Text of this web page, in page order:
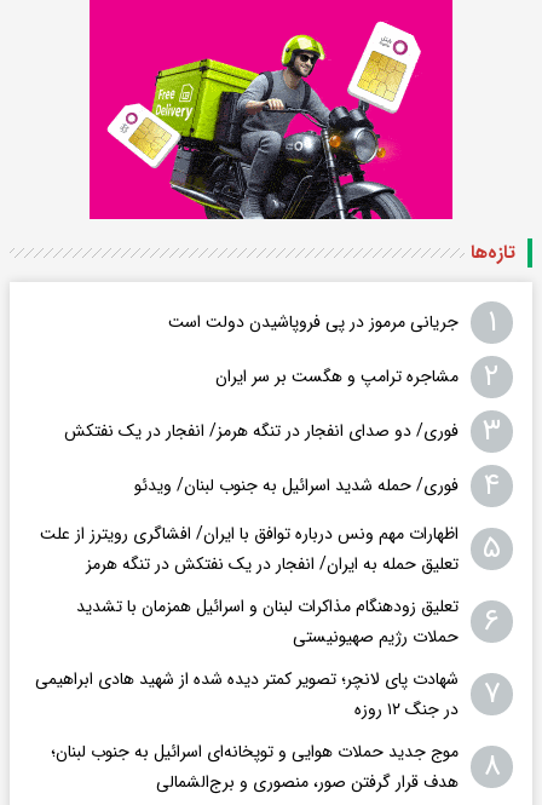
تازه‌ها
۱ جریانی مرموز در پی فروپاشیدن دولت است
۲ مشاجره ترامپ و هگست بر سر ایران
۳ فوری/ دو صدای انفجار در تنگه هرمز/ انفجار در یک نفتکش
۴ فوری/ حمله شدید اسرائیل به جنوب لبنان/ ویدئو
۵
اظهارات مهم ونس درباره توافق با ایران/ افشاگری رویترز از علت
تعلیق حمله به ایران/ انفجار در یک نفتکش در تنگه هرمز
۶
تعلیق زودهنگام مذاکرات لبنان و اسرائیل همزمان با تشدید
حملات رژیم صهیونیستی
۷
شهادت پای لانچر؛ تصویر کمتر دیده شده از شهید هادی ابراهیمی
در جنگ ۱۲ روزه
۸
موج جدید حملات هوایی و توپخانه‌ای اسرائیل به جنوب لبنان؛
هدف قرار گرفتن صور، منصوری و برج‌الشمالی